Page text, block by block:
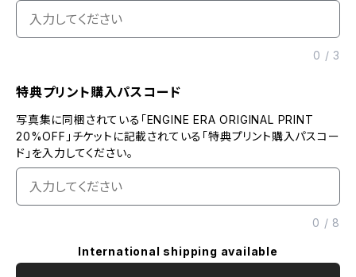
0 /3
特典プリント購入パスコード
写真集に同梱されている「ENGINE ERA ORIGINAL PRINT
20%OFF」チケットに記載されている「特典プリント購入パスコー
ド」を入力してください。
0 / 8
International shipping available